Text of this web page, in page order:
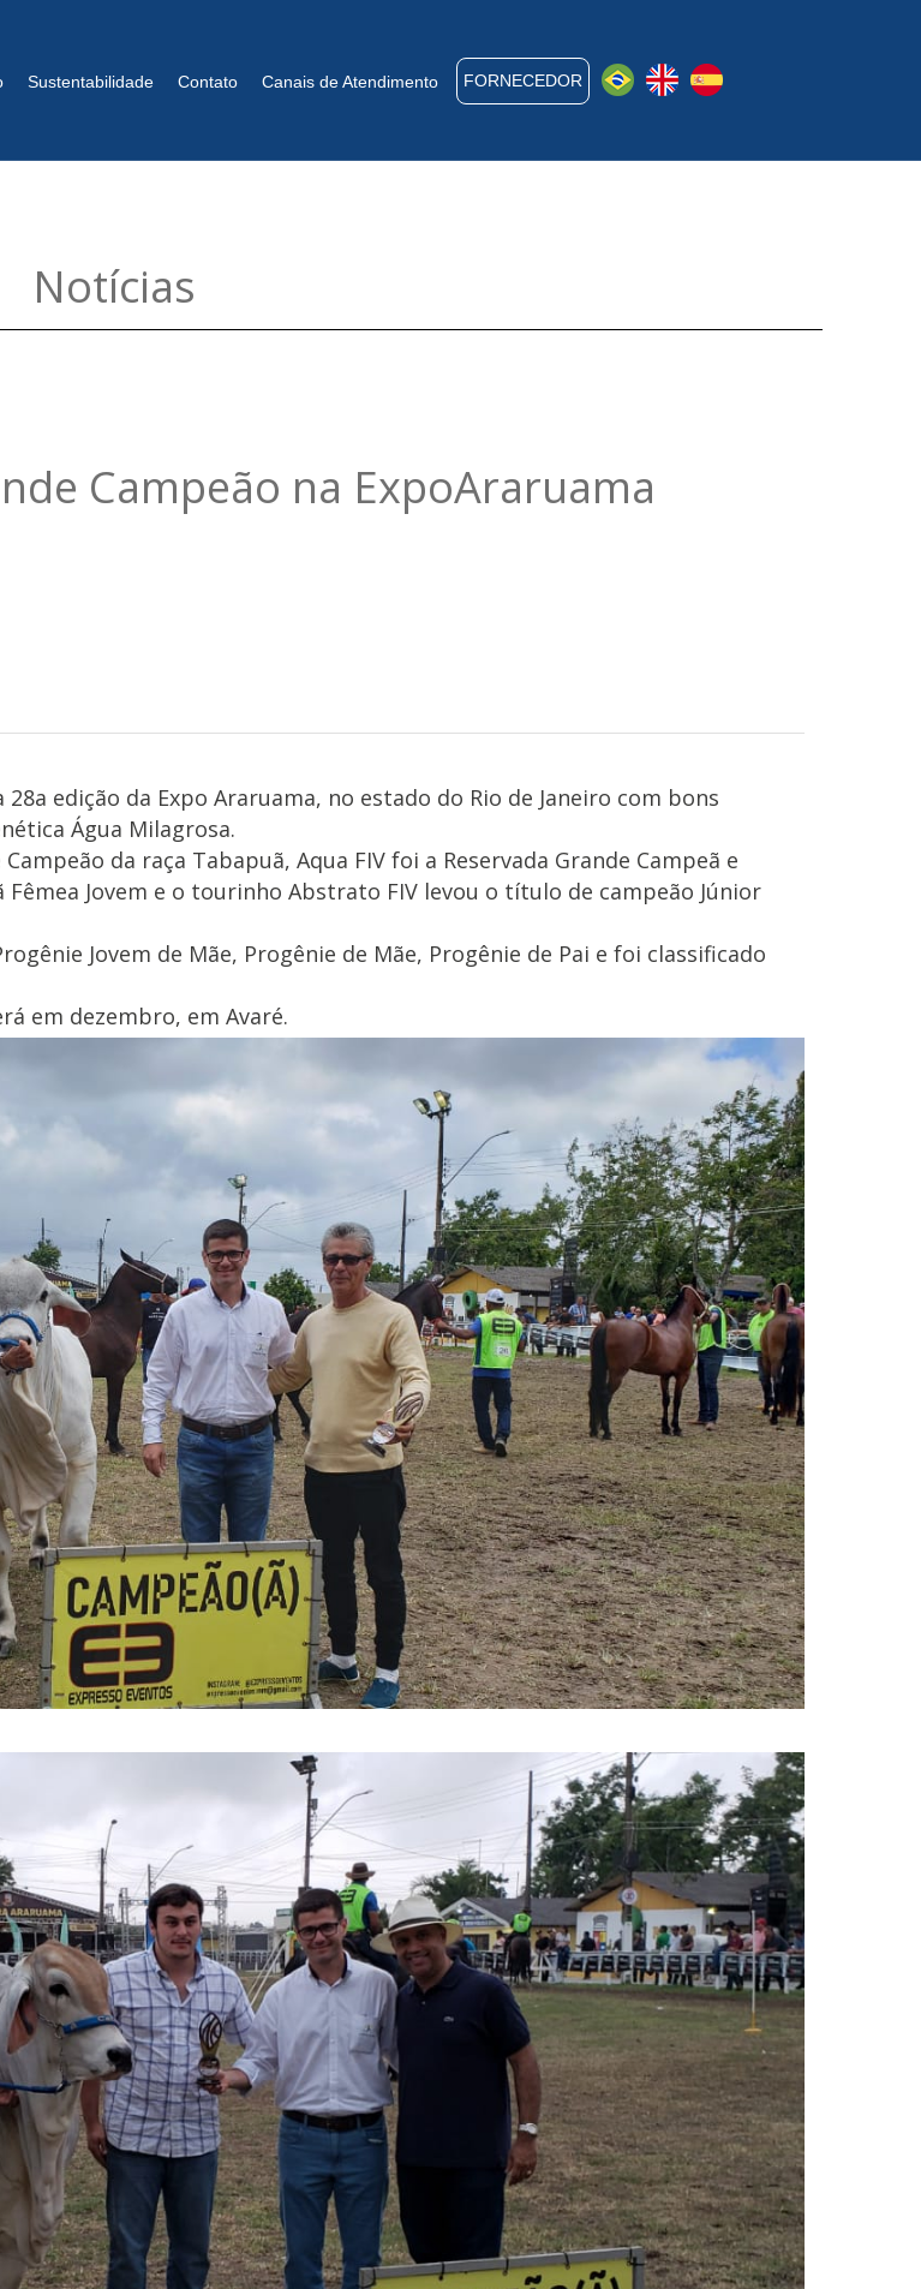
Sustentabilidade Contato Canais de Atendimento FORNECEDOR
Notícias
Campeão na ExpoAraruama
edição da Expo Araruama, no estado do Rio de Janeiro com bons
Água Milagrosa.
da raça Tabapuã, Aqua FIV foi a Reservada Grande Campeã e
Fêmea Jovem e o tourinho Abstrato FIV levou o título de campeão Júnior
Jovem de Mãe, Progênie de Mãe, Progênie de Pai e foi classificado
em dezembro, em Avaré.